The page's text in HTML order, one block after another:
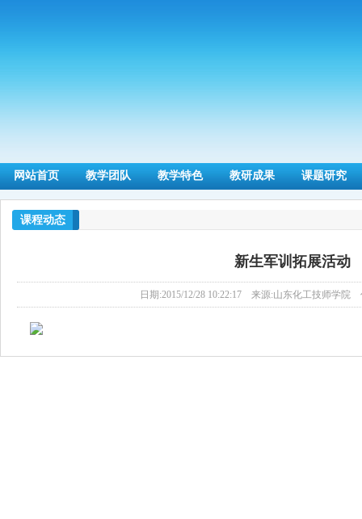
网站首页 教学团队 教学特色 教研成果 课题研究
课程动态
新生军训拓展活动
日期:2015/12/28 10:22:17 来源:山东化工技师学院